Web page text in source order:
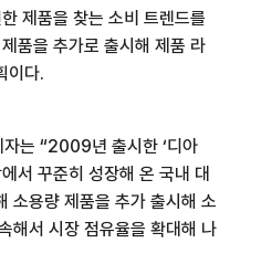
제품을 찾는 소비 트렌드를
제품을 추가로 출시해 제품 라
이다.
자는 “2009년 출시한 ‘디아
서 꾸준히 성장해 온 국내 대
소용량 제품을 추가 출시해 소
해서 시장 점유율을 확대해 나